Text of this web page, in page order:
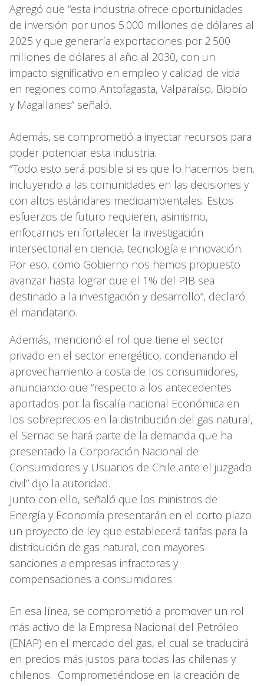
Agregó que “esta industria ofrece oportunidades
de inversión por unos 5.000 millones de dólares al
2025 y que generaría exportaciones por 2.500
millones de dólares al año al 2030, con un
impacto significativo en empleo y calidad de vida
en regiones como Antofagasta, Valparaíso, Biobío
y Magallanes” señaló.
Además, se comprometió a inyectar recursos para
poder potenciar esta industria.
“Todo esto será posible si es que lo hacemos bien,
incluyendo a las comunidades en las decisiones y
con altos estándares medioambientales. Estos
esfuerzos de futuro requieren, asimismo,
enfocarnos en fortalecer la investigación
intersectorial en ciencia, tecnología e innovación.
Por eso, como Gobierno nos hemos propuesto
avanzar hasta lograr que el 1% del PIB sea
destinado a la investigación y desarrollo”, declaró
el mandatario.
Además, mencionó el rol que tiene el sector
privado en el sector energético, condenando el
aprovechamiento a costa de los consumidores,
anunciando que “respecto a los antecedentes
aportados por la fiscalía nacional Económica en
los sobreprecios en la distribución del gas natural,
el Sernac se hará parte de la demanda que ha
presentado la Corporación Nacional de
Consumidores y Usuarios de Chile ante el juzgado
civil” dijo la autoridad.
Junto con ello, señaló que los ministros de
Energía y Economía presentarán en el corto plazo
un proyecto de ley que establecerá tarifas para la
distribución de gas natural, con mayores
sanciones a empresas infractoras y
compensaciones a consumidores.
En esa línea, se comprometió a promover un rol
más activo de la Empresa Nacional del Petróleo
(ENAP) en el mercado del gas, el cual se traducirá
en precios más justos para todas las chilenas y
chilenos. Comprometiéndose en la creación de